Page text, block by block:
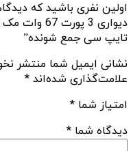
اولین نفری باشید که
تایپ سی جمع شونده”
نشانی ایمیل شما منتشر
علامت‌گذاری شده‌اند *
امتیاز شما *
دیدگاه شما *